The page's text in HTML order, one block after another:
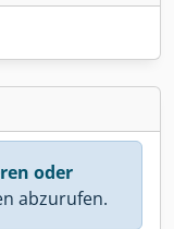
oder
abzurufen.